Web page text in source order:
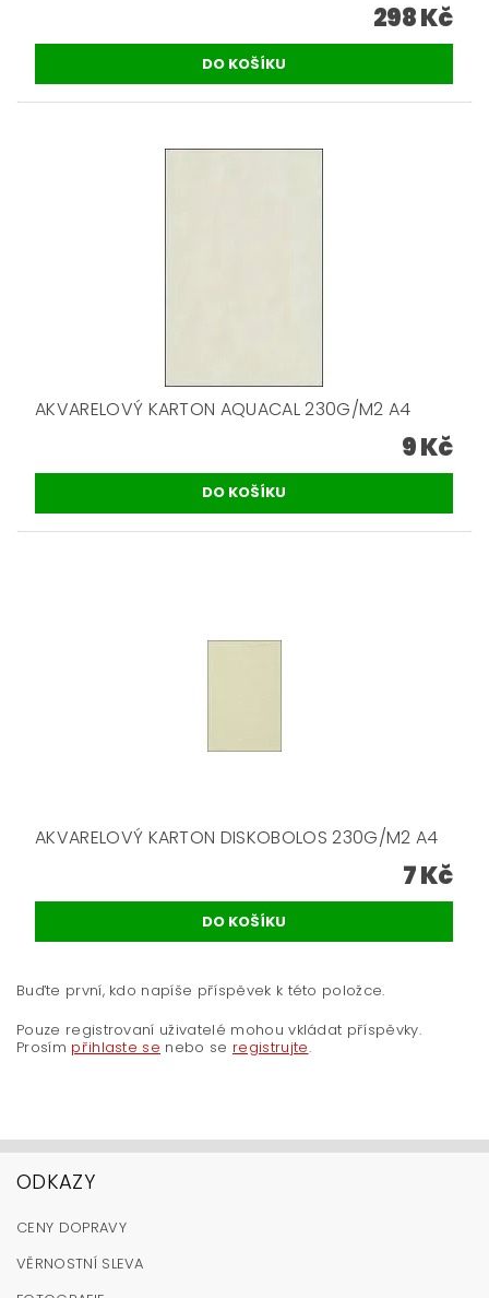
298 Kč
AKVARELOVÝ KARTON AQUACAL 230G/M2 A4
9 Kč
AKVARELOVÝ KARTON DISKOBOLOS 230G/M2 A4
7 Kč
Buďte první, kdo napíše příspěvek k této položce.
Pouze registrovaní uživatelé mohou vkládat příspěvky.
Prosím přihlaste se nebo se registrujte.
ODKAZY
CENY DOPRAVY
VĚRNOSTNÍ SLEVA